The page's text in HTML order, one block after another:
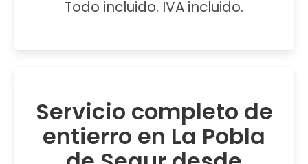
Todo incluido. IVA incluido.
Servicio completo de
entierro en La Pobla